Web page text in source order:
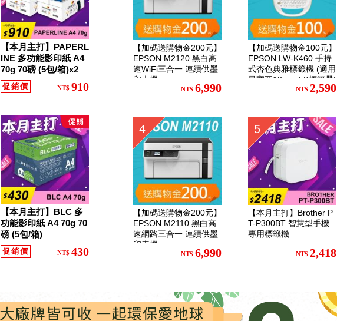
【本月主打】PAPERL
INE 多功能影印紙 A4
70g 70磅 (5包/箱)x2
促銷價 NT$ 910
【本月主打】BLC 多
功能影印紙 A4 70g 70
磅 (5包/箱)
促銷價 NT$ 430
【加碼送購物金200元】
EPSON M2120 黑白高
速WiFi三合一 連續供墨
印表機
NT$ 6,990
【加碼送購物金100元】
EPSON LW-K460 手持
式杏色典雅標籤機 (適用
最寬至18mm LK標籤帶)
NT$ 2,590
4
【加碼送購物金200元】
EPSON M2110 黑白高
速網路三合一 連續供墨
印表機
NT$ 6,990
5
【本月主打】Brother P
T-P300BT 智慧型手機
專用標籤機
NT$ 2,418